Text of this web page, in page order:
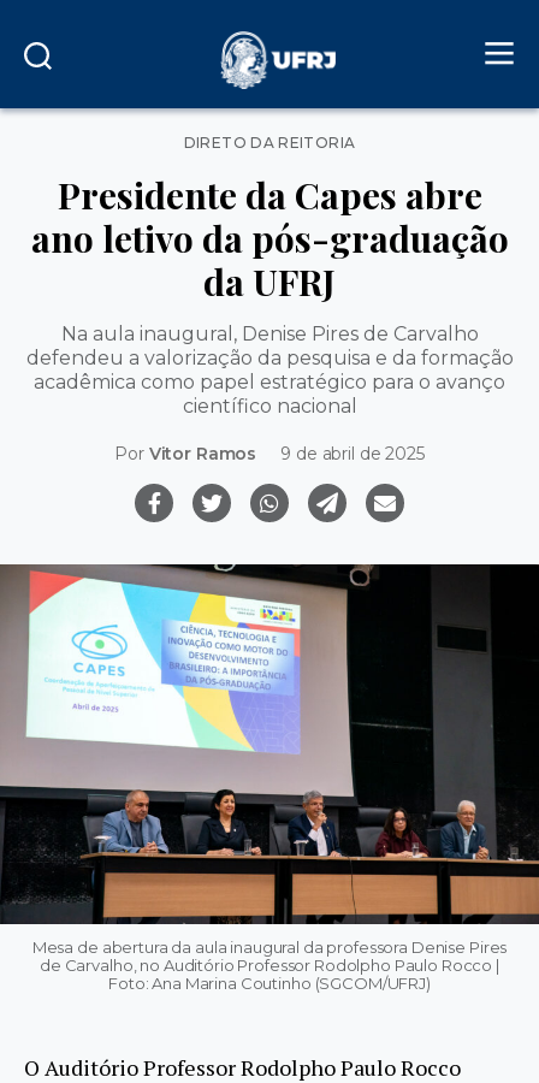
Categorias
DIRETO DA REITORIA
Presidente da Capes abre
ano letivo da pós-graduação
da UFRJ
Na aula inaugural, Denise Pires de Carvalho
defendeu a valorização da pesquisa e da formação
acadêmica como papel estratégico para o avanço
científico nacional
Por Vitor Ramos 9 de abril de 2025
Mesa de abertura da aula inaugural da professora Denise Pires
de Carvalho, no Auditório Professor Rodolpho Paulo Rocco |
Foto: Ana Marina Coutinho (SGCOM/UFRJ)
O Auditório Professor Rodolpho Paulo Rocco